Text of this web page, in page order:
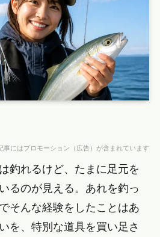
事にはプロモーション（広告）が含まれています
釣れるけど、たまに足元を
るのが見える。あれを釣っ
んな経験をしたことはあ
を、特別な道具を買い足さ